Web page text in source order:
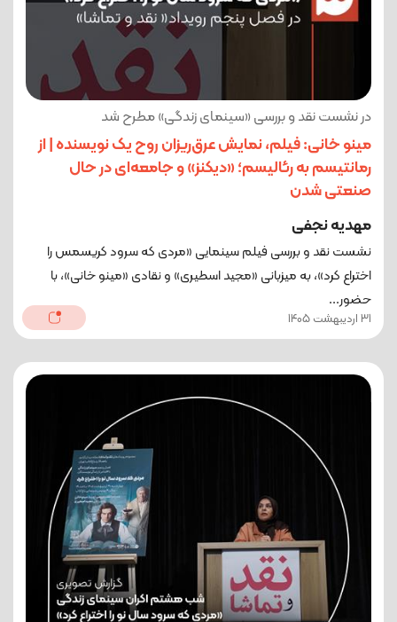
در نشست نقد و بررسی «سینمای زندگی» مطرح شد
مینو خانی: فیلم، نمایش عرق‌ریزان روح یک نویسنده | از
رمانتیسم به رئالیسم؛ «دیکنز» و جامعه‌ای در حال
صنعتی شدن
مهدیه نجفی
نشست نقد و بررسی فیلم سینمایی «مردی که سرود کریسمس را
اختراع کرد»، به میزبانی «مجید اسطیری» و نقادی «مینو خانی»، با
حضور...
31 اردیبهشت 1405